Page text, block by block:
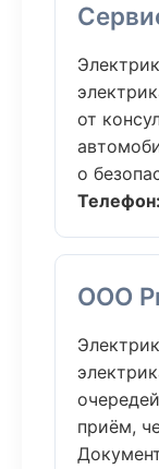
от
о
Телефон:
ООО
приём,